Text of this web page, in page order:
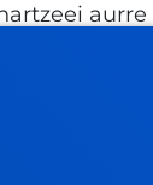
aurre